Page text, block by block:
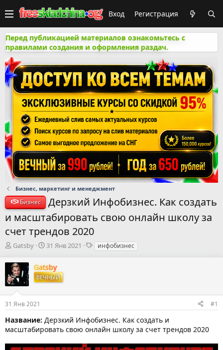
Вход Регистрация
Перед публикацией материалов ознакомьтесь с
правилами создания и оформления раздач.
Бизнес, маркетинг и менеджмент
Бизнес
Дерзкий Инфобизнес. Как создать
и масштабировать свою онлайн школу за
счет трендов 2020
А
т
о
р
м
ы
Gatsby
Д
т
а
н
а
л
а
31 Янв 2021
Тинфобизнес
Gatsby
ВЕЧНЫЙ
31 Янв 2021 #1
Название: Дерзкий Инфобизнес. Как создать и
масштабировать свою онлайн школу за счет трендов 2020